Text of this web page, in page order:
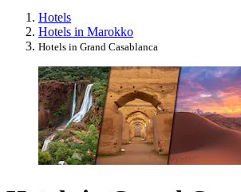
Hotels
Hotels in Marokko
Hotels in Grand Casablanca